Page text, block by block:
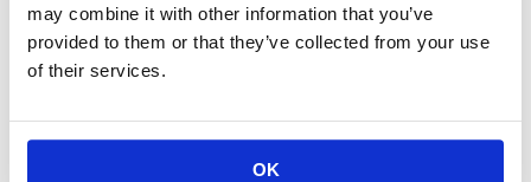
may combine it with other information that you’ve
provided to them or that they’ve collected from your use
of their services.
OK
気流計測システム(Windgraphy®)
風速センサを利用した気流計測システム
KOA株式会社Windgraphy ブランドサイ